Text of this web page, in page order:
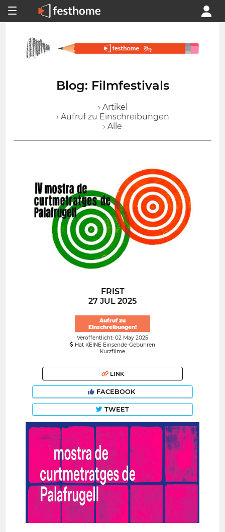
Blog: Filmfestivals
› Artikel
› Aufruf zu Einschreibungen
› Alle
FRIST
27 JUL 2025
Aufruf zu
Einschreibungen!
Veröffentlicht: 02 May 2025
Hat KEINE Einsende-Gebühren
Kurzfilme
LINK
FACEBOOK
TWEET